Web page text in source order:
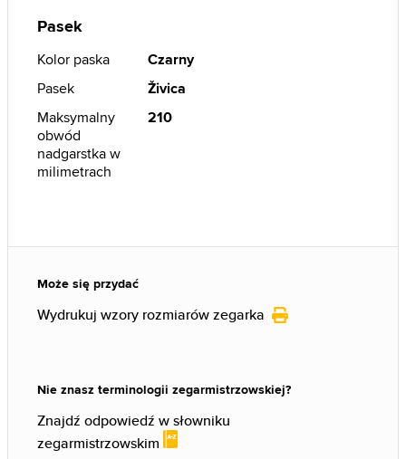
Pasek
Kolor paska
Czarny
Pasek
Živica
Maksymalny
obwód
nadgarstka w
milimetrach
210
Może się przydać
Wydrukuj wzory rozmiarów zegarka
Nie znasz terminologii zegarmistrzowskiej?
Znajdź odpowiedź w słowniku
zegarmistrzowskim